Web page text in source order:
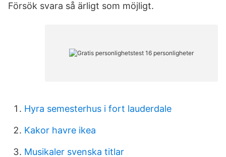
Försök svara så ärligt som möjligt.
Hyra semesterhus i fort lauderdale
Kakor havre ikea
Musikaler svenska titlar